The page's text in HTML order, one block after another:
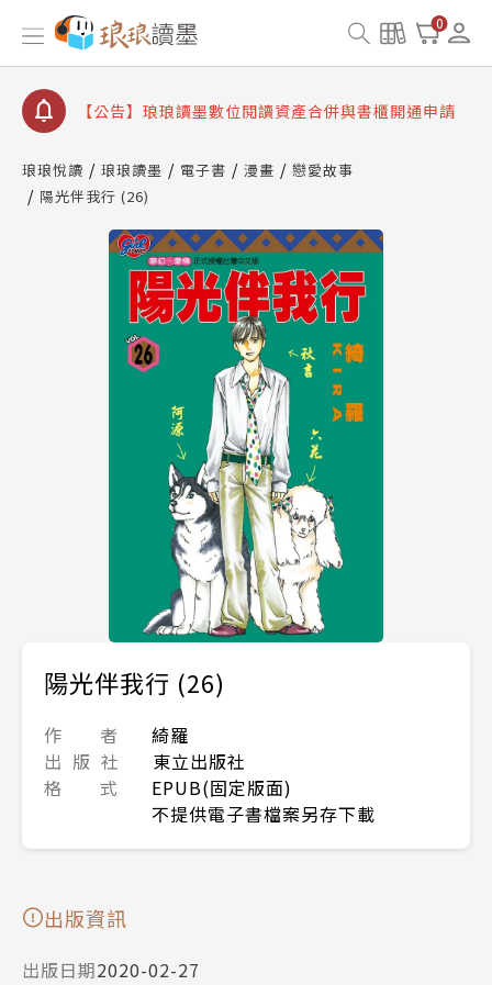
0
【公告】琅琅書店服務升級重要說明及資產合併結果
查詢
【公告】因 Readmoo 讀墨系統維護中，本站同步暫
【公告】琅琅讀墨數位閱讀資產合併與書櫃開通申請
【公告】琅琅讀墨 3 分鐘完成書櫃開通與資產合併申
請圖文教學
【公告】琅琅書店服務升級重要說明及資產合併結果
查詢
【公告】因 Readmoo 讀墨系統維護中，本站同步暫
停部分閱讀服務
琅琅悅讀 琅琅讀墨 電子書 漫畫
戀愛故事
陽光伴我行 (26)
陽光伴我行 (26)
作 者
綺羅
出 版 社
東立出版社
格 式
EPUB(固定版面)
不提供電子書檔案另存下載
出版資訊
出版日期2020-02-27